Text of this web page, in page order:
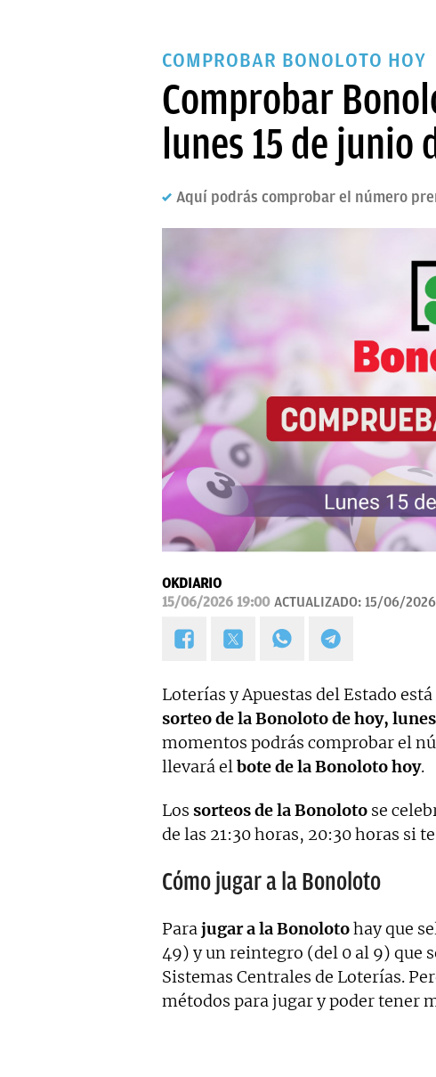
COMPROBAR BONOLOTO HOY
Comprobar
lunes 15 de junio
Aquí podrás comprobar el número
OKDIARIO
15/06/2026 19:00 ACTUALIZADO: 15/06/
Loterías y Apuestas del Estado
sorteo de la Bonoloto de hoy,
momentos podrás comprobar el
llevará elbote de la Bonoloto hoy.
Los sorteos de la Bonoloto se
de las 21:30 horas, 20:30 horas si
Cómo jugar a la Bonoloto
Parajugar a la Bonolotohay que
49) y un reintegro (del 0 al 9) que
Sistemas Centrales de Loterías.
métodos para jugar y poder tener